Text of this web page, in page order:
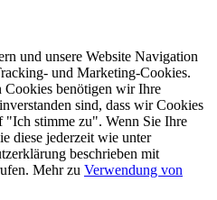
und unsere Website Navigation
und Marketing-Cookies.
Cookies benötigen wir Ihre
sind, dass wir Cookies
"Ich stimme zu". Wenn Sie Ihre
diese jederzeit wie unter
beschrieben mit
Mehr zu Verwendung von